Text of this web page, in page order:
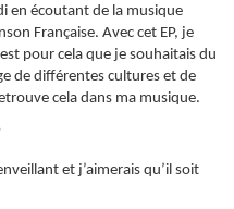
en écoutant de la musique
Française. Avec cet EP, je
pour cela que je souhaitais du
de différentes cultures et de
cela dans ma musique.
et j’aimerais qu’il soit